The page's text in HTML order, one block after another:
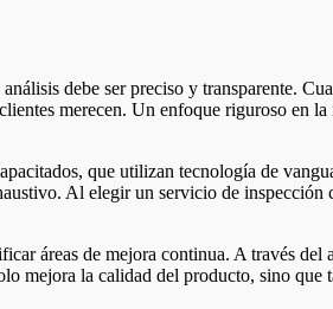
debe ser preciso y transparente.
merecen. Un enfoque riguroso en
que utilizan tecnología de
Al elegir un servicio de inspección
áreas de mejora continua. A través
mejora la calidad del producto, sino